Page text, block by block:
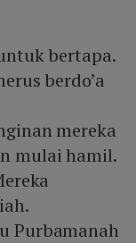
bertapa.
berdo’a
mereka
mulai hamil.
Purbamanah